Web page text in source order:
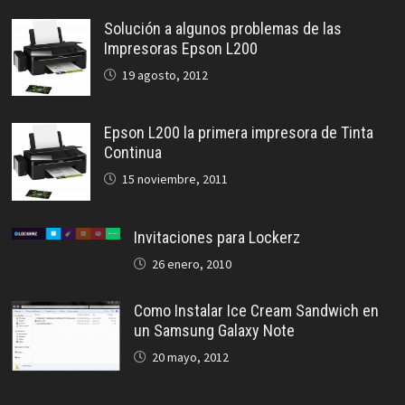
Solución a algunos problemas de las
Impresoras Epson L200
19 agosto, 2012
Epson L200 la primera impresora de Tinta
Continua
15 noviembre, 2011
Invitaciones para Lockerz
26 enero, 2010
Como Instalar Ice Cream Sandwich en
un Samsung Galaxy Note
20 mayo, 2012